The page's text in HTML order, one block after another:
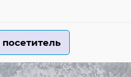
посетитель